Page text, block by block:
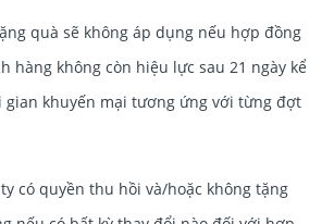
sẽ không áp dụng nếu hợp đồng
hàng không còn hiệu lực sau 21 ngày kể
khuyến mại tương ứng với từng đợt
thu hồi và/hoặc không tặng